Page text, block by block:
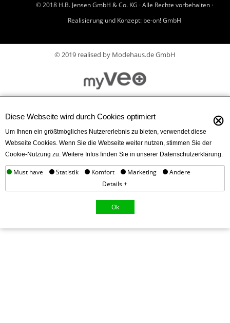
© 2018 H.B. Jensen GmbH & Co. KG · Alle Rechte vorbehalten ·
Realisierung und Konzept: be-on! GmbH
© 2019 realised by Modehaus.de GmbH
Diese Webseite wird durch Cookies optimiert ⊗
Um Ihnen ein größtmögliches Nutzererlebnis zu bieten, verwendet diese
Webseite Cookies. Wenn Sie die Webseite weiter nutzen, stimmen Sie der
Cookie-Nutzung zu. Weitere Infos finden Sie in unserer Datenschutzerklärung.
Must have Statistik Komfort Marketing
Andere
Details +
Ok